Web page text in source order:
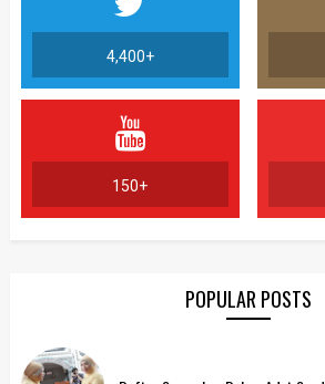
4,400+
150+
POPULAR POSTS